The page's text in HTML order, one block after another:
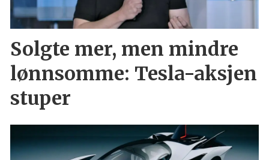
Solgte mer, men mindre
lønnsomme: Tesla-aksjen
stuper